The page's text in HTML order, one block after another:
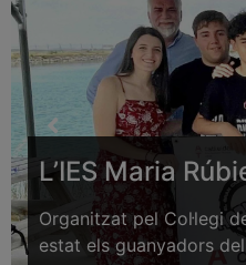
L’IES Maria
Organitzat pel Col·legi
estat els guanyadors